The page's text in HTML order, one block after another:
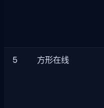
5 方形在线